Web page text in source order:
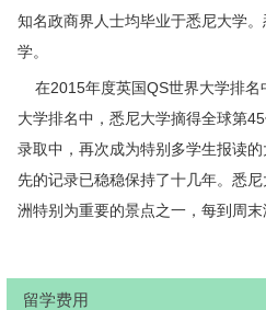
知名政商界人士均毕业于悉尼大学
学。
在2015年度英国QS世界大学排名
大学排名中，悉尼大学摘得全球第
录取中，再次成为特别多学生报读
先的记录已稳稳保持了十几年。悉
洲特别为重要的景点之一，每到周末
留学费用